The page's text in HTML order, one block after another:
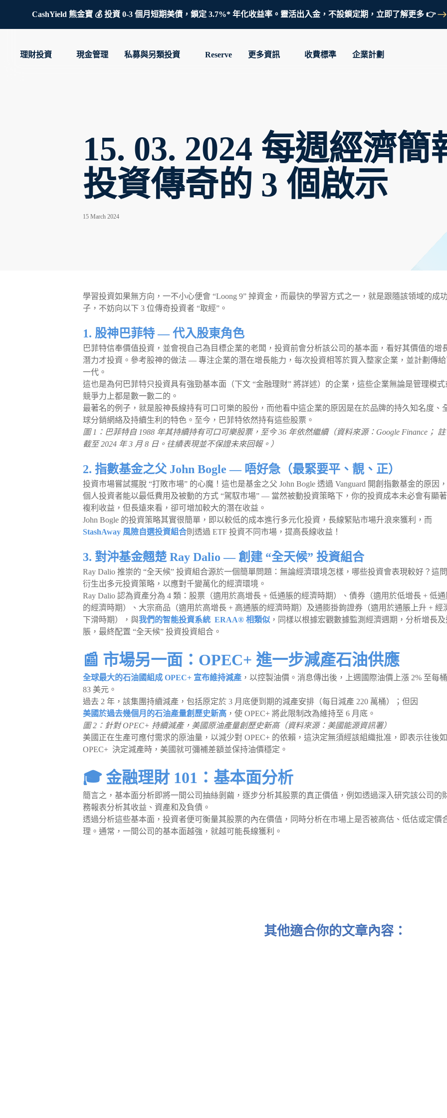
CashYield 熊金寶 💰 投資 0-3 個月短期美債，鎖定 3.7%* 年化收益率。靈活出入金，不設鎖定期，立即了解更多 👉
理財投資 現金管理 私募與另類投資 Reserve 更多資訊 收費標準 企業計劃
15. 03. 2024 每週經濟簡
投資傳奇的 3 個啟示
15 March 2024
學習投資如果無方向，一不小心便會 “Loong 9” 掉資金，而最快的學習方式之一，就是跟隨該領域的成
子，不妨向以下 3 位傳奇投資者 “取經”。
1. 股神巴菲特 — 代入股東角色
巴菲特信奉價值投資，並會視自己為目標企業的老闆，投資前會分析該公司的基本面，看好其價值的增
潛力才投資。參考股神的做法 — 專注企業的潛在增長能力，每次投資相等於買入整家企業，並計劃傳給
一代。
這也是為何巴菲特只投資具有強勁基本面（下文 “金融理財” 將詳述）的企業，這些企業無論是管理模式
競爭力上都是數一數二的。
最著名的例子，就是股神長線持有可口可樂的股份，而他看中這企業的原因是在於品牌的持久知名度、
球分銷網絡及持續生利的特色。至今，巴菲特依然持有這些股票。
圖 1：巴菲特自 1988 年其持續持有可口可樂股票，至今 36 年依然繼續（資料來源：Google Finance； 註
截至 2024 年 3 月 8 日。往績表現並不保證未來回報。）
2. 指數基金之父 John Bogle — 唔好急（最緊要平、靚、正）
投資市場嘗試擺脫 “打敗市場” 的心魔！這也是基金之父 John Bogle 透過 Vanguard 開創指數基金的原因
個人投資者能以最低費用及被動的方式 “駕馭市場” — 當然被動投資策略下，你的投資成本未必會有顯
複利收益，但長遠來看，卻可增加較大的潛在收益。
John Bogle 的投資策略其實很簡單，即以較低的成本進行多元化投資，長線緊貼市場升浪來獲利，而
StashAway 風險自選投資組合則透過 ETF 投資不同市場，提高長線收益！
3. 對沖基金翹楚 Ray Dalio — 創建 “全天候” 投資組合
Ray Dalio 推崇的 “全天候” 投資組合源於一個簡單問題：無論經濟環境怎樣，哪些投資會表現較好？這
衍生出多元投資策略，以應對千變萬化的經濟環境。
Ray Dalio 認為資產分為 4 類：股票（適用於高增長 + 低通脹的經濟時期）、債券（適用於低增長 + 低通
的經濟時期）、大宗商品（適用於高增長 + 高通脹的經濟時期）及通膨掛鉤證券（適用於通脹上升 + 經
下滑時期），與我們的智能投資系統 ERAA® 相類似 ，同樣以根據宏觀數據監測經濟週期，分析增長及
脹，最終配置 “全天候” 投資投資組合。
📰 市場另一面：OPEC+ 進一步減產石油供應
全球最大的石油國組成 OPEC+ 宣布維持減產 ，以控製油價。消息傳出後，上週國際油價上漲 2% 至每桶
83 美元。
過去 2 年，該集團持續減產，包括原定於 3 月底便到期的減產安排（每日減產 220 萬桶）；但因
美國於過去幾個月的石油產量創歷史新高 ，使 OPEC+ 將此限制改為維持至 6 月底。
圖 2：針對 OPEC+ 持續減產，美國原油產量創歷史新高（資料來源：美國能源資訊署）
美國正在生產可應付需求的原油量，以減少對 OPEC+ 的依賴，這決定無須經該組織批准，即表示往後如
OPEC+ 決定減產時，美國就可彌補差額並保持油價穩定。
🎓 金融理財 101：基本面分析
簡言之，基本面分析即將一間公司抽絲剝繭，逐步分析其股票的真正價值，例如透過深入研究該公司的
務報表分析其收益、資產和及負債。
透過分析這些基本面，投資者便可衡量其股票的內在價值，同時分析在市場上是否被高估、低估或定價
理。通常，一間公司的基本面越強，就越可能長線獲利。
其他適合你的文章內容：